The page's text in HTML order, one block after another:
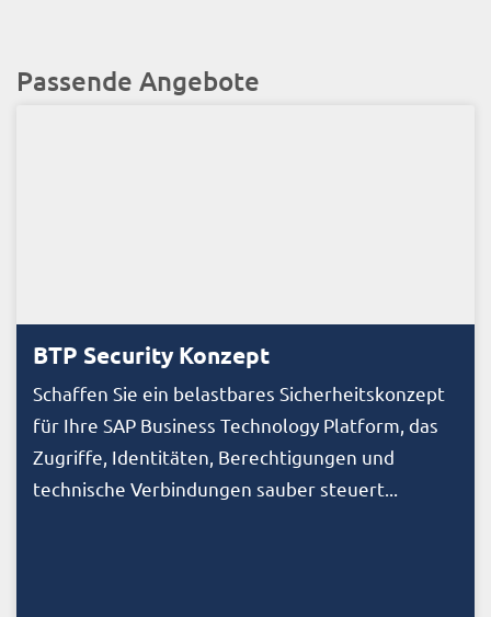
Passende Angebote
BTP Security Konzept
Schaffen Sie ein belastbares Sicherheitskonzept
für Ihre SAP Business Technology Platform, das
Zugriffe, Identitäten, Berechtigungen und
technische Verbindungen sauber steuert...